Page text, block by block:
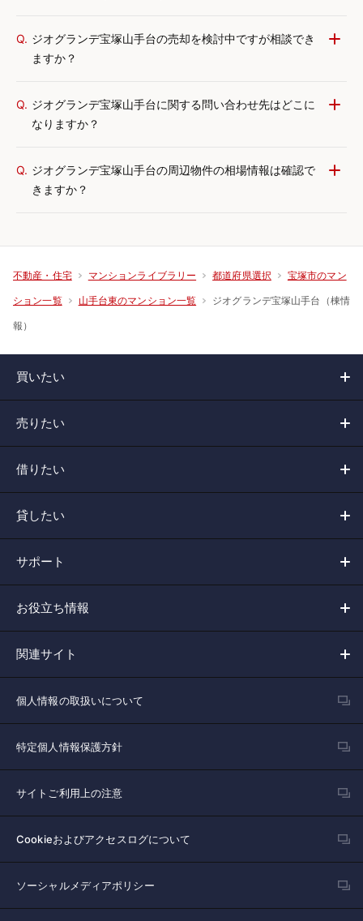
Q. ジオグランデ宝塚山手台の売却を検討中ですが相談でき
ますか？
Q. ジオグランデ宝塚山手台に関する問い合わせ先はどこに
なりますか？
Q. ジオグランデ宝塚山手台の周辺物件の相場情報は確認で
きますか？
不動産・住宅 マンションライブラリー 都道府県選択 宝塚市のマン
ション一覧 山手台東のマンション一覧 ジオグランデ宝塚山手台（棟情
報）
買いたい
売りたい
借りたい
貸したい
サポート
お役立ち情報
関連サイト
個人情報の取扱いについて
特定個人情報保護方針
サイトご利用上の注意
Cookieおよびアクセスログについて
ソーシャルメディアポリシー